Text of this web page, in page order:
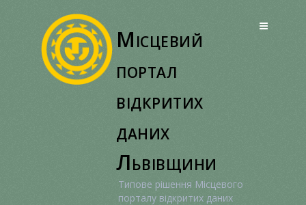
Місцевий
портал
відкритих
даних
Львівщини
Типове рішення Місцевого
порталу відкритих даних